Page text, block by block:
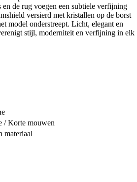
en de rug voegen een subtiele verfijning
versierd met kristallen op de borst
model onderstreept. Licht, elegant en
stijl, moderniteit en verfijning in elk
/ Korte mouwen
materiaal